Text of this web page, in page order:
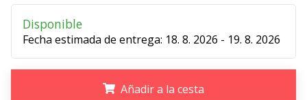
11. 8. 2022
2 min. de lectura
Disponible
Fecha estimada de entrega: 18. 8. 2026 - 19. 8. 2026
Añadir a la cesta